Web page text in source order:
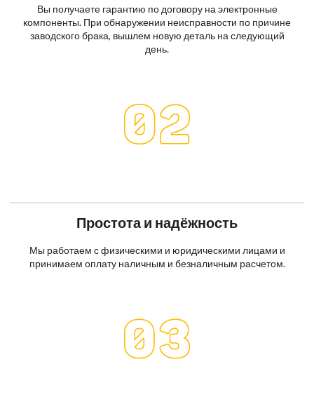
Вы получаете гарантию по договору на электронные
компоненты. При обнаружении неисправности по причине
заводского брака, вышлем новую деталь на следующий
день.
Простота и надёжность
Мы работаем с физическими и юридическими лицами и
принимаем оплату наличным и безналичным расчетом.